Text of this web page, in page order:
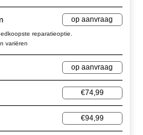
op aanvraag
reparatieoptie.
variëren
op aanvraag
€74,99
€94,99